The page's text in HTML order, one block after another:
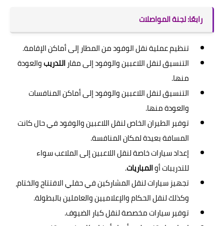
رابعًا: لجنة المواصلات
تنظيم عملية نقل الوفود من المطار إلى أماكن الإقامة.
التنسيق لنقل اللاعبين والوفود إلى مقارالتدريبوالعودة
منها.
التنسيق لنقل اللاعبين والوفود إلى أماكن المنافسات
والعودة منها.
توفير الطيران الخاص لنقل اللاعبين والوفود في حال كانت
المسافة بعيدة لمكان المنافسة.
إعداد سيارات خاصة لنقل اللاعبين إلى الملاعب سواء
للتدريبات أوالمباريات.
تجهيز سيارات لنقل المشاركين في حفلي الافتتاح والختام،
وكذلك لنقل الحكام والإعلاميين والعاملين بالبطولة.
توفير سيارات مخصصة لنقل كبار الضيوف.